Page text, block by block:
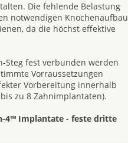
Die fehlende Belastung
notwendigen Knochenaufbau
da die höchst effektive
Steg fest verbunden werden
Vorraussetzungen
Vorbereitung innerhalb
zu 8 Zahnimplantaten).
4™ Implantate - feste dritte